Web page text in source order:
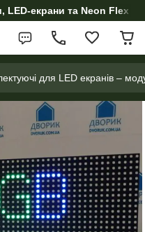
екрани та Neon Flex
для LED екранів –